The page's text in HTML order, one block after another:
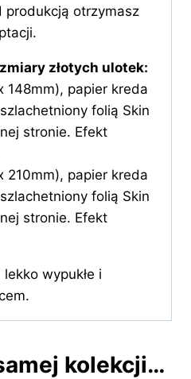
produkcją otrzymasz
złotych ulotek:
148mm), papier kreda
folią Skin
stronie. Efekt
210mm), papier kreda
folią Skin
stronie. Efekt
wypukłe i
kolekcji…